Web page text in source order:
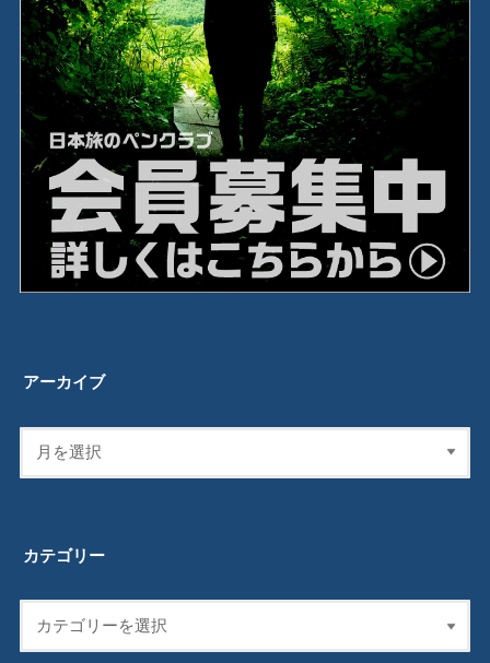
アーカイブ
カテゴリー